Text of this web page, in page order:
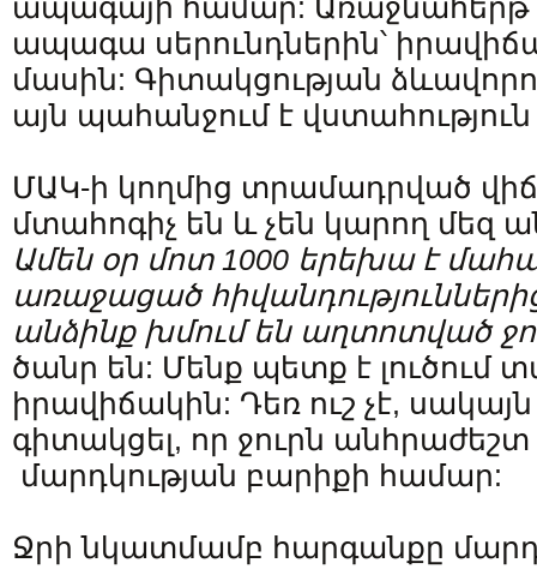
ապագայի համար: Առաջնահերթ
ապագա սերունդներին՝
մասին: Գիտակցության
այն պահանջում է վստահություն
ՄԱԿ-ի կողմից տրամադրված
մտահոգիչ են և չեն կարող մեզ
Ամեն օր մոտ 1000 երեխա է
առաջացած
անձինք խմում են աղտոտված
ծանր են: Մենք պետք է լուծում
իրավիճակին: Դեռ ուշ չէ,
գիտակցել, որ ջուրն
մարդկության բարիքի համար:
Ջրի նկատմամբ հարգանքը